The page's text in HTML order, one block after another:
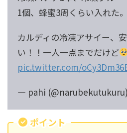
1個、蜂蜜3周くらい入れた。
カルディの冷凍アサイー、
い！！一人一点までだけど
pic.twitter.com/
— pahi (@narubekutukuru)
ポイント